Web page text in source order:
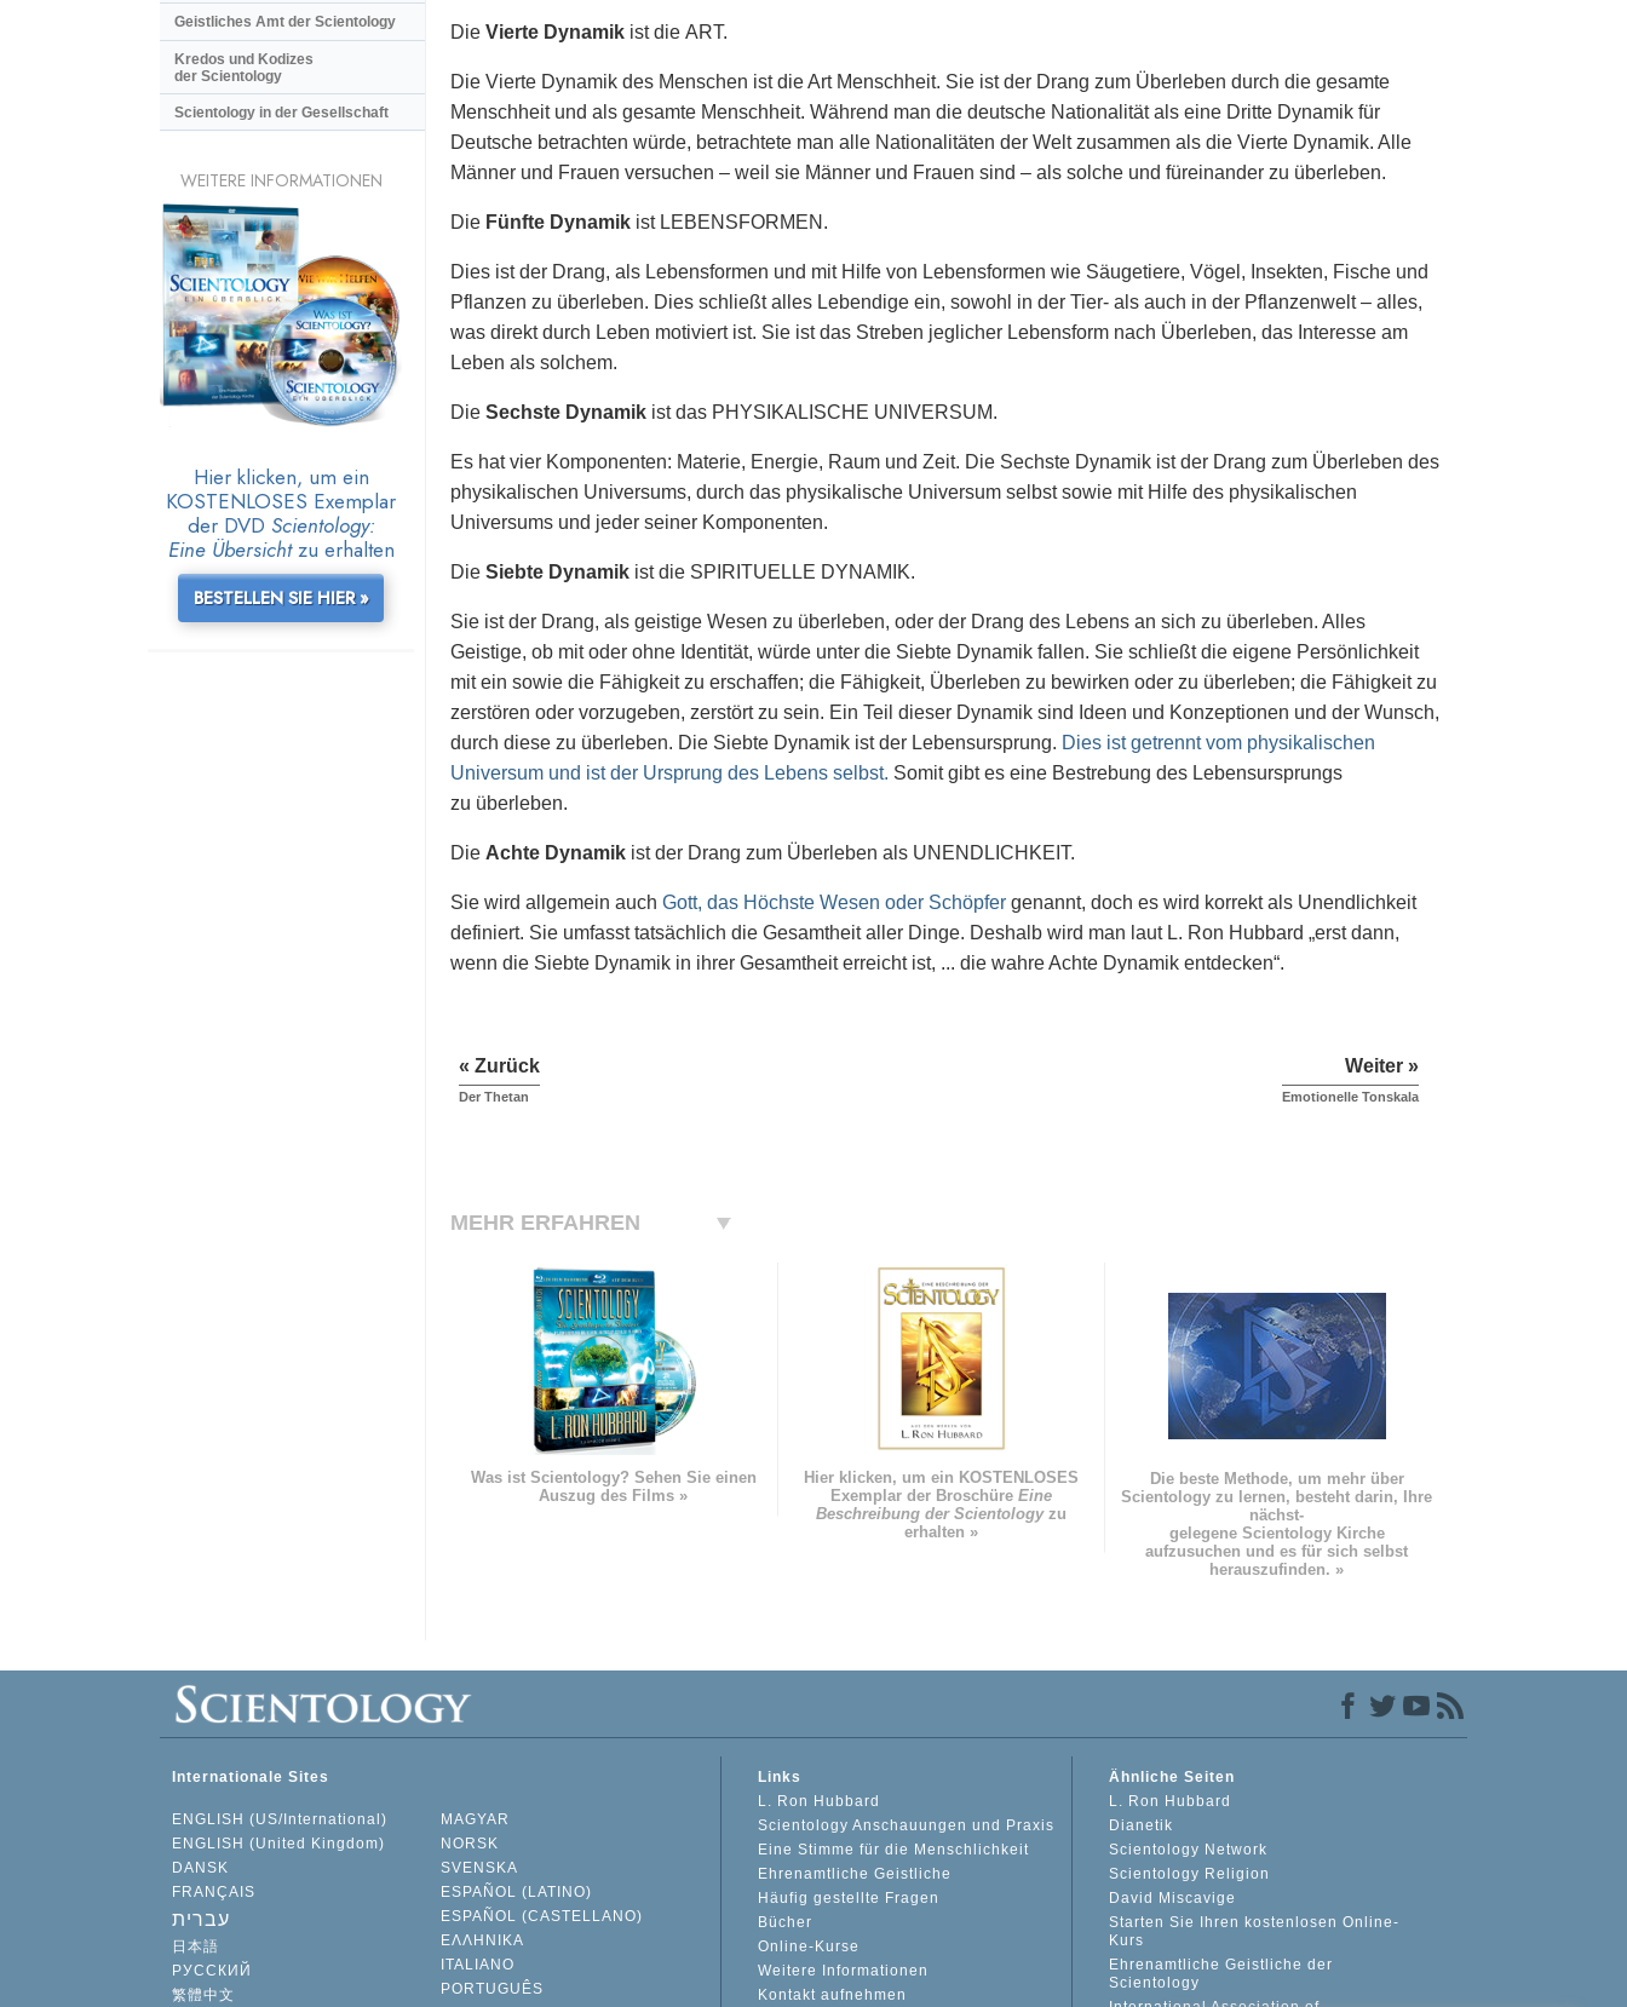
Die Vierte Dynamik ist die ART.
Die Vierte Dynamik des Menschen ist die Art Menschheit. Sie ist der Drang zum Überleben durch die gesamte
Menschheit und als gesamte Menschheit. Während man die deutsche Nationalität als eine Dritte Dynamik für
Deutsche betrachten würde, betrachtete man alle Nationalitäten der Welt zusammen als die Vierte Dynamik. Alle
Männer und Frauen versuchen – weil sie Männer und Frauen sind – als solche und füreinander zu überleben.
Die Fünfte Dynamik ist LEBENSFORMEN.
Dies ist der Drang, als Lebensformen und mit Hilfe von Lebensformen wie Säugetiere, Vögel, Insekten, Fische und
Pflanzen zu überleben. Dies schließt alles Lebendige ein, sowohl in der Tier- als auch in der Pflanzenwelt – alles,
was direkt durch Leben motiviert ist. Sie ist das Streben jeglicher Lebensform nach Überleben, das Interesse am
Leben als solchem.
Die Sechste Dynamik ist das PHYSIKALISCHE UNIVERSUM.
Es hat vier Komponenten: Materie, Energie, Raum und Zeit. Die Sechste Dynamik ist der Drang zum Überleben des
physikalischen Universums, durch das physikalische Universum selbst sowie mit Hilfe des physikalischen
Universums und jeder seiner Komponenten.
Die Siebte Dynamik ist die SPIRITUELLE DYNAMIK.
Sie ist der Drang, als geistige Wesen zu überleben, oder der Drang des Lebens an sich zu überleben. Alles
Geistige, ob mit oder ohne Identität, würde unter die Siebte Dynamik fallen. Sie schließt die eigene Persönlichkeit
mit ein sowie die Fähigkeit zu erschaffen; die Fähigkeit, Überleben zu bewirken oder zu überleben; die Fähigkeit zu
zerstören oder vorzugeben, zerstört zu sein. Ein Teil dieser Dynamik sind Ideen und Konzeptionen und der Wunsch,
durch diese zu überleben. Die Siebte Dynamik ist der Lebensursprung. Dies ist getrennt vom physikalischen
Universum und ist der Ursprung des Lebens selbst. Somit gibt es eine Bestrebung des Lebensursprungs
zu überleben.
Die Achte Dynamik ist der Drang zum Überleben als UNENDLICHKEIT.
Sie wird allgemein auch Gott, das Höchste Wesen oder Schöpfer genannt, doch es wird korrekt als Unendlichkeit
definiert. Sie umfasst tatsächlich die Gesamtheit aller Dinge. Deshalb wird man laut L. Ron Hubbard „erst dann,
wenn die Siebte Dynamik in ihrer Gesamtheit erreicht ist, ... die wahre Achte Dynamik entdecken“.
« Zurück
Der Thetan
Weiter »
Emotionelle Tonskala
MEHR ERFAHREN
Was ist Scientology? Sehen Sie einen
Auszug des Films »
Hier klicken, um ein KOSTENLOSES
Exemplar der Broschüre Eine
Beschreibung der Scientologyzu
erhalten »
Die beste Methode, um mehr über
Scientology zu lernen, besteht darin, Ihre
nächst-
gelegene Scientology Kirche
aufzusuchen und es für sich selbst
herauszufinden. »
Geistliches Amt der Scientology
Kredos und Kodizes
der Scientology
Scientology in der Gesellschaft
WEITERE INFORMATIONEN
Hier klicken, um ein
KOSTENLOSES Exemplar
der DVD Scientology:
Eine Übersichtzu erhalten
BESTELLEN SIE HIER »
Internationale Sites
ENGLISH (US/International)
ENGLISH (United Kingdom)
DANSK
FRANÇAIS
עברית
日本語
РУССКИЙ
繁體中文
MAGYAR
NORSK
SVENSKA
ESPAÑOL (LATINO)
ESPAÑOL (CASTELLANO)
ΕΛΛΗΝΙΚA
ITALIANO
PORTUGUÊS
Links
L. Ron Hubbard
Scientology Anschauungen und Praxis
Eine Stimme für die Menschlichkeit
Ehrenamtliche Geistliche
Häufig gestellte Fragen
Bücher
Online-Kurse
Weitere Informationen
Kontakt aufnehmen
Ähnliche Seiten
L. Ron Hubbard
Dianetik
Scientology Network
Scientology Religion
David Miscavige
Starten Sie Ihren kostenlosen Online-
Kurs
Ehrenamtliche Geistliche der
Scientology